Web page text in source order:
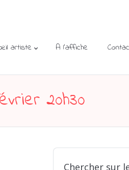
artiste A l’affiche
20h30
Chercher sur